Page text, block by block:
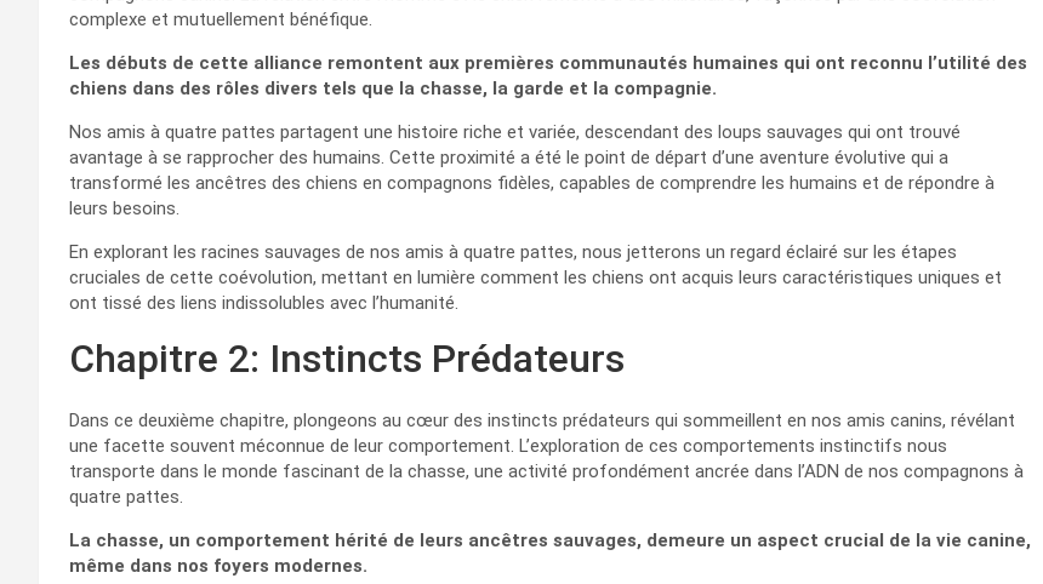
complexe et mutuellement bénéfique.
Les débuts de cette alliance remontent aux premières communautés humaines qui ont reconnu l’utilité des
chiens dans des rôles divers tels que la chasse, la garde et la compagnie.
Nos amis à quatre pattes partagent une histoire riche et variée, descendant des loups sauvages qui ont trouvé
avantage à se rapprocher des humains. Cette proximité a été le point de départ d’une aventure évolutive qui a
transformé les ancêtres des chiens en compagnons fidèles, capables de comprendre les humains et de répondre à
leurs besoins.
En explorant les racines sauvages de nos amis à quatre pattes, nous jetterons un regard éclairé sur les étapes
cruciales de cette coévolution, mettant en lumière comment les chiens ont acquis leurs caractéristiques uniques et
ont tissé des liens indissolubles avec l’humanité.
Chapitre 2: Instincts Prédateurs
Dans ce deuxième chapitre, plongeons au cœur des instincts prédateurs qui sommeillent en nos amis canins, révélant
une facette souvent méconnue de leur comportement. L’exploration de ces comportements instinctifs nous
transporte dans le monde fascinant de la chasse, une activité profondément ancrée dans l’ADN de nos compagnons à
quatre pattes.
La chasse, un comportement hérité de leurs ancêtres sauvages, demeure un aspect crucial de la vie canine,
même dans nos foyers modernes.